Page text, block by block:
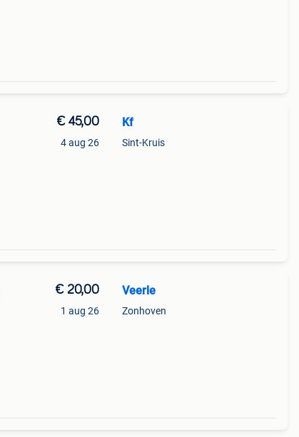
€ 45,00
4 aug 26
Kf
Sint-Kruis
€ 20,00
1 aug 26
Veerle
Zonhoven